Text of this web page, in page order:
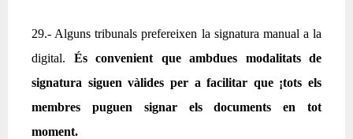
29.- Alguns tribunals prefereixen la signatura manual a la
digital. És convenient que ambdues modalitats de
signatura siguen vàlides per a facilitar que ¡tots els
membres puguen signar els documents en tot
moment.